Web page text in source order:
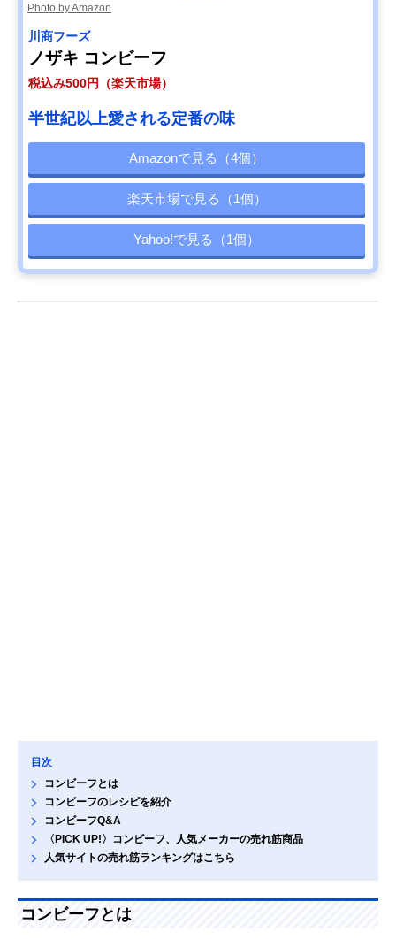
Photo by Amazon
川商フーズ
ノザキ コンビーフ
税込み500円（楽天市場）
半世紀以上愛される定番の味
Amazonで見る（4個）
楽天市場で見る（1個）
Yahoo!で見る（1個）
目次
コンビーフとは
コンビーフのレシピを紹介
コンビーフQ&A
〈PICK UP!〉コンビーフ、人気メーカーの売れ筋商品
人気サイトの売れ筋ランキングはこちら
コンビーフとは